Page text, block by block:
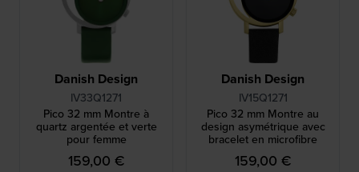
Danish Design
IV33Q1271
Pico 32 mm Montre à
quartz argentée et verte
pour femme
159,00 €
Danish Design
IV15Q1271
Pico 32 mm Montre au
design asymétrique avec
bracelet en microfibre
159,00 €